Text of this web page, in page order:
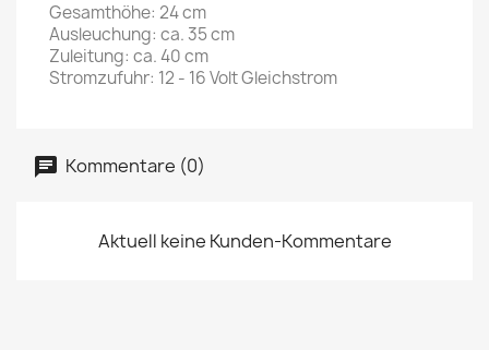
Gesamthöhe: 24 cm
Ausleuchung: ca. 35 cm
Zuleitung: ca. 40 cm
Stromzufuhr: 12 - 16 Volt Gleichstrom
Kommentare (0)
Aktuell keine Kunden-Kommentare